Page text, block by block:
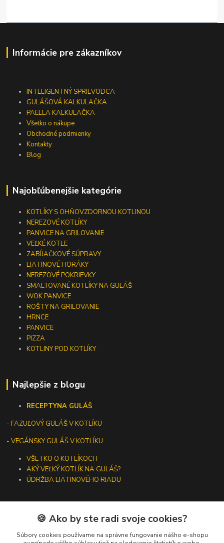
Informácie pre zákazníkov
INTELIGENTNÝ SPRIEVODCA
GULÁŠOVÁ KALKULAČKA
PAELLA KALKULAČKA
Všetko o nákupe
Obchodné podmienky
Kontakty
Blog
Najobľúbenejšie kategórie
KOTLÍKY S OHŇOVZDORNOU KOTLINOU
NEREZOVÉ KOTLÍKY
PANVICE NA GRILOVANIE
VEĽKÉ KOTLE
ZABÍJAČKOVÉ SÚPRAVY
LIATINOVÉ HORÁKY
NEREZOVÉ POKRIEVKY
SMALTOVANÉ KOTLÍKY NA GULÁŠ
WOK PANVICE
ROŠTY NA GRILOVANIE
HRNCE
PANVICE
PIZZA
KOTLINY POD KOTLÍKY
Najlepšie z blogu
RECEPTYNA GULÁŠ
-FAZUĽOVÝ GULÁŠ V KOTLÍKU
- VEGÁNSKY GULÁŠ V KOTLÍKU
VŠETKO O KOTLÍKOCH
AKÝ VEĽKÝ KOTLÍK NA GULÁŠ?
ÚDRŽBA LIATINOVÉHO RIADU
Kontakty
🍪 Ako by ste radi svoje cookies?
Súbory cookies používame na správne fungovanie nášho e-shopu